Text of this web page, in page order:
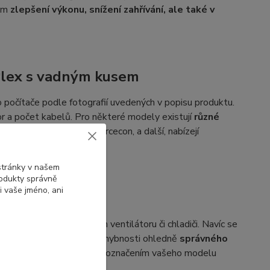
zlepšení výkonu, snížení zahřívání, ale také v
s vadným kusem
podle fotografií uvedených v popisu produktu.
a počet kabelů. Pro některé modely existujírůzné
Delta Electronics, Forcecon, a další, nabízejí
na vašem vadném ventilátoru či chladiči. Navíc se
Pokud máte pochybnosti ohledně správného
ventilátoru spolu s označením vašeho modelu
v našem
správně
vaše jméno, ani